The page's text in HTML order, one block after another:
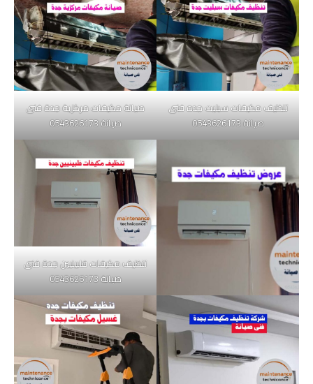
تنظيف مكيفات سبليت جده فنى
صيانة 0543626173
صيانة مكيفات مركزية جدة فنى
صيانة 0543626173
تنظيف مكيفات فلبينيين جدة فنى
صيانة 0543626173